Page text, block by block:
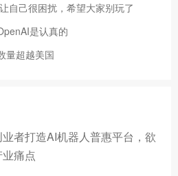
自己很困扰，希望大家别玩了
是认真的
量超越美国
者打造AI机器人普惠平台，欲
痛点